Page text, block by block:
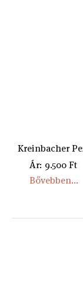
Kreinbacher
Ár: 9.500 Ft
Bővebben...